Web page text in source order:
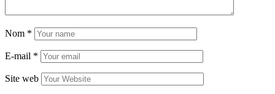
Nom *
E-mail *
Site web